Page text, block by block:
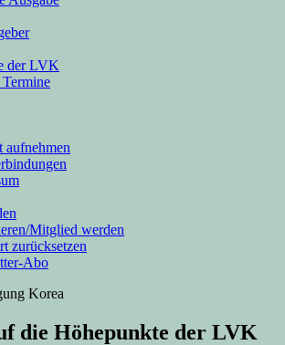
der LVK
aufnehmen
Mitglied werden
zurücksetzen
Abo
die Höhepunkte der LVK